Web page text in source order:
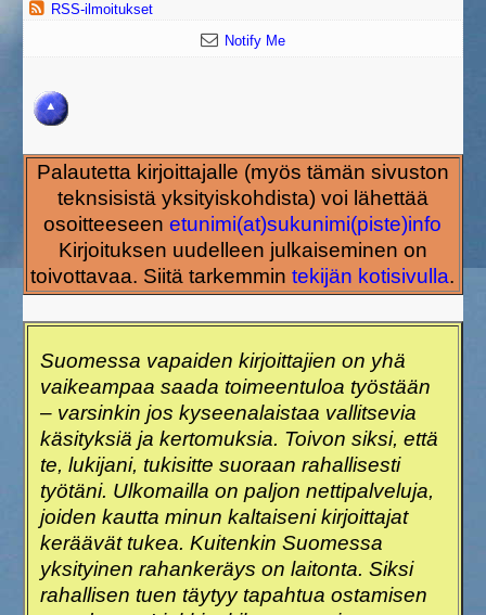
RSS-ilmoitukset
Notify Me
Palautetta kirjoittajalle (myös tämän sivuston
teknsisistä yksityiskohdista) voi lähettää
osoitteeseenetunimi(at)sukunimi(piste)info
Kirjoituksen uudelleen julkaiseminen on
toivottavaa. Siitä tarkemmintekijän kotisivulla.
Suomessa vapaiden kirjoittajien on yhä
vaikeampaa saada toimeentuloa työstään
– varsinkin jos kyseenalaistaa vallitsevia
käsityksiä ja kertomuksia. Toivon siksi, että
te, lukijani, tukisitte suoraan rahallisesti
työtäni. Ulkomailla on paljon nettipalveluja,
joiden kautta minun kaltaiseni kirjoittajat
keräävät tukea. Kuitenkin Suomessa
yksityinen rahankeräys on laitonta. Siksi
rahallisen tuen täytyy tapahtua ostamisen